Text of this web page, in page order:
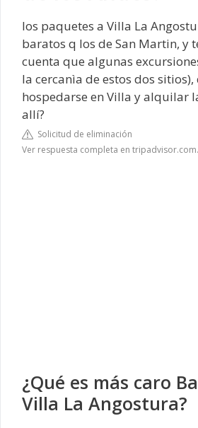
los paquetes a Villa La
baratos q los de San Martin, y
cuenta que algunas
la cercanìa de estos dos sitios),
hospedarse en Villa y alquilar
allí?
Solicitud de eliminación
Ver respuesta completa en
¿Qué es más caro
Villa La Angostura?